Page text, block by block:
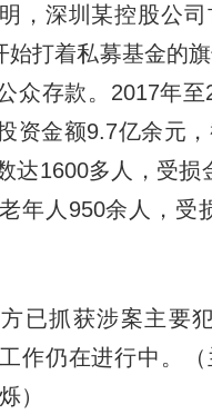
深圳某控股公司
始打着私募基金的
众存款。2017年
资金额9.7亿余元，
达1600多人，受损
年人950余人，受
抓获涉案主要
作仍在进行中。
）